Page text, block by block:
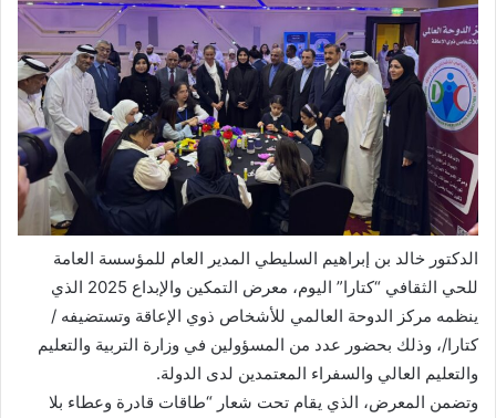
الدكتور خالد بن إبراهيم السليطي المدير العام للمؤسسة العامة
للحي الثقافي “كتارا” اليوم، معرض التمكين والإبداع 2025 الذي
ينظمه مركز الدوحة العالمي للأشخاص ذوي الإعاقة وتستضيفه /
كتارا/، وذلك بحضور عدد من المسؤولين في وزارة التربية والتعليم
والتعليم العالي والسفراء المعتمدين لدى الدولة.
وتضمن المعرض، الذي يقام تحت شعار “طاقات قادرة وعطاء بلا